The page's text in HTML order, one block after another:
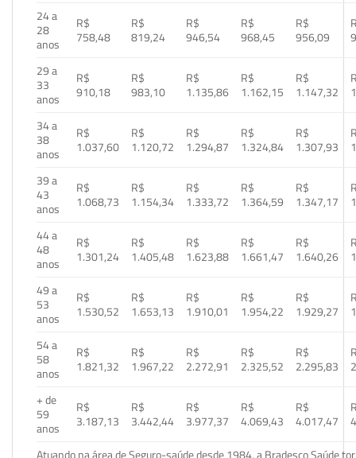
24 a
28
anos
R$
758,48
R$
819,24
R$
946,54
R$
968,45
R$
956,09
29 a
33
anos
R$
910,18
R$
983,10
R$
1.135,86
R$
1.162,15
R$
1.147,32
34 a
38
anos
R$
1.037,60
R$
1.120,72
R$
1.294,87
R$
1.324,84
R$
1.307,93
39 a
43
anos
R$
1.068,73
R$
1.154,34
R$
1.333,72
R$
1.364,59
R$
1.347,17
44 a
48
anos
R$
1.301,24
R$
1.405,48
R$
1.623,88
R$
1.661,47
R$
1.640,26
49 a
53
anos
R$
1.530,52
R$
1.653,13
R$
1.910,01
R$
1.954,22
R$
1.929,27
54 a
58
anos
R$
1.821,32
R$
1.967,22
R$
2.272,91
R$
2.325,52
R$
2.295,83
+ de
59
anos
R$
3.187,13
R$
3.442,44
R$
3.977,37
R$
4.069,43
R$
4.017,47